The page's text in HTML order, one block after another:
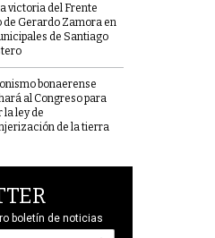
victoria del Frente
de Gerardo Zamora en
de Santiago
bonaerense
al Congreso para
la ley de
de la tierra
boletín de noticias